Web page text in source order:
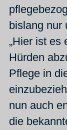
bislang nur
„Hier ist es
Hürden
Pflege in
nun auch
die